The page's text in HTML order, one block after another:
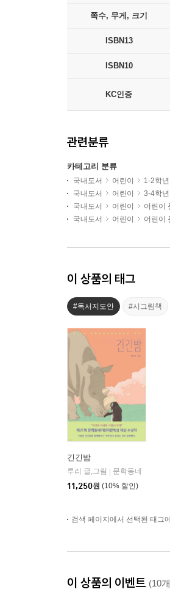
쪽수, 무게, 크기
ISBN13
ISBN10
KC인증
관련분류
카테고리 분류
국내도서 어린이 1-2학년
국내도서
어린이 3-4학년
국내도서
어린이 어린이
국내도서
어린이 어린이
이 상품의 태그
#독서지도안 #시그림책
긴긴밤
루리 글,그림
문학동네
11,250원 (10% 할인)
검색 페이지에서 선택된 태그
이 상품의 이벤트 (10